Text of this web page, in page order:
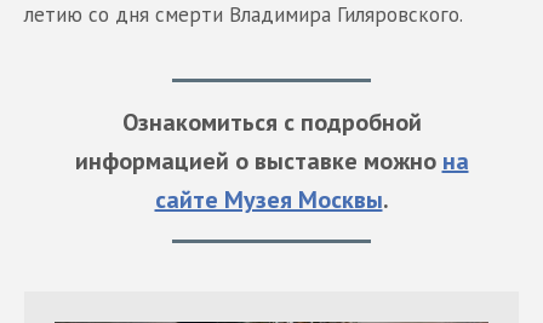
летию со дня смерти Владимира Гиляровского.
Ознакомиться с подробной
информацией о выставке можно на
сайте Музея Москвы.